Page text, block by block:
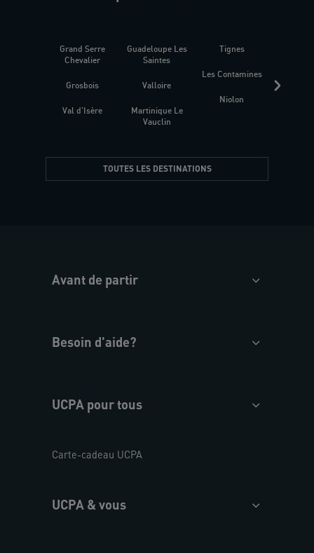
Grand Serre
Chevalier
Grosbois
Val d'Isère
Guadeloupe Les
Saintes
Valloire
Martinique Le
Vauclin
Tignes
Les Contamines
Niolon
TOUTES LES DESTINATIONS
Avant de partir
Besoin d'aide?
UCPA pour tous
Carte-cadeau UCPA
UCPA & vous